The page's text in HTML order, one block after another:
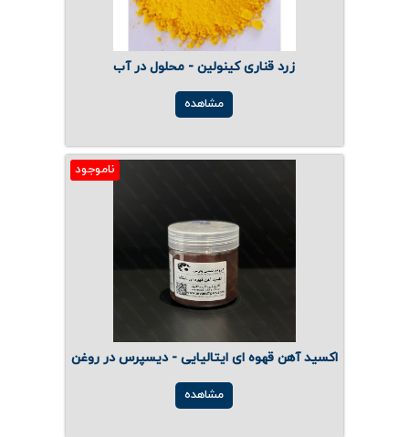
زرد قناری کینولین - محلول در آب
مشاهده
ناموجود
اکسید آهن قهوه ای ایتالیایی - دیسپرس در روغن
مشاهده